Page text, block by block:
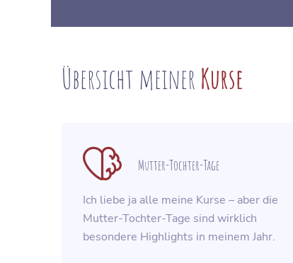
Übersicht meiner Kurse
Mutter-Tochter-Tage
Ich liebe ja alle meine Kurse – aber die
Mutter-Tochter-Tage sind wirklich
besondere Highlights in meinem Jahr.